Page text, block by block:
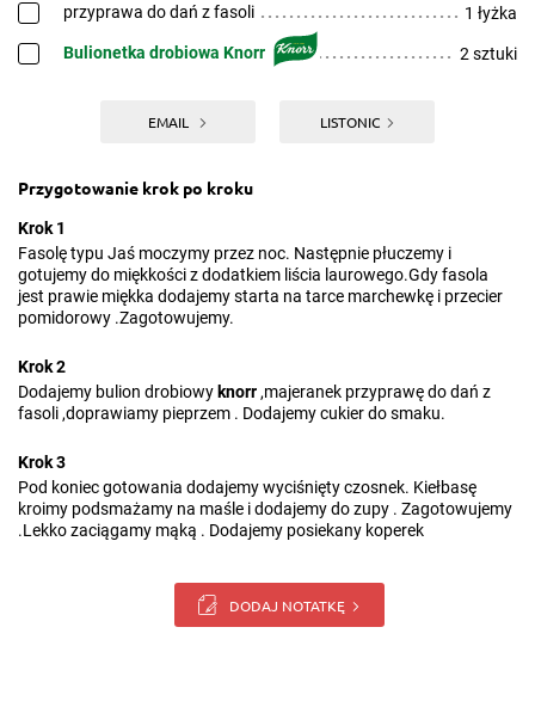
przyprawa do dań z fasoli 1 łyżka
Bulionetka drobiowa Knorr 2 sztuki
EMAIL LISTONIC
Przygotowanie krok po kroku
Krok 1
Fasolę typu Jaś moczymy przez noc. Następnie płuczemy i
gotujemy do miękkości z dodatkiem liścia laurowego.Gdy fasola
jest prawie miękka dodajemy starta na tarce marchewkę i przecier
pomidorowy .Zagotowujemy.
Krok 2
Dodajemy bulion drobiowy knorr ,majeranek przyprawę do dań z
fasoli ,doprawiamy pieprzem . Dodajemy cukier do smaku.
Krok 3
Pod koniec gotowania dodajemy wyciśnięty czosnek. Kiełbasę
kroimy podsmażamy na maśle i dodajemy do zupy . Zagotowujemy
.Lekko zaciągamy mąką . Dodajemy posiekany koperek
DODAJ NOTATKĘ